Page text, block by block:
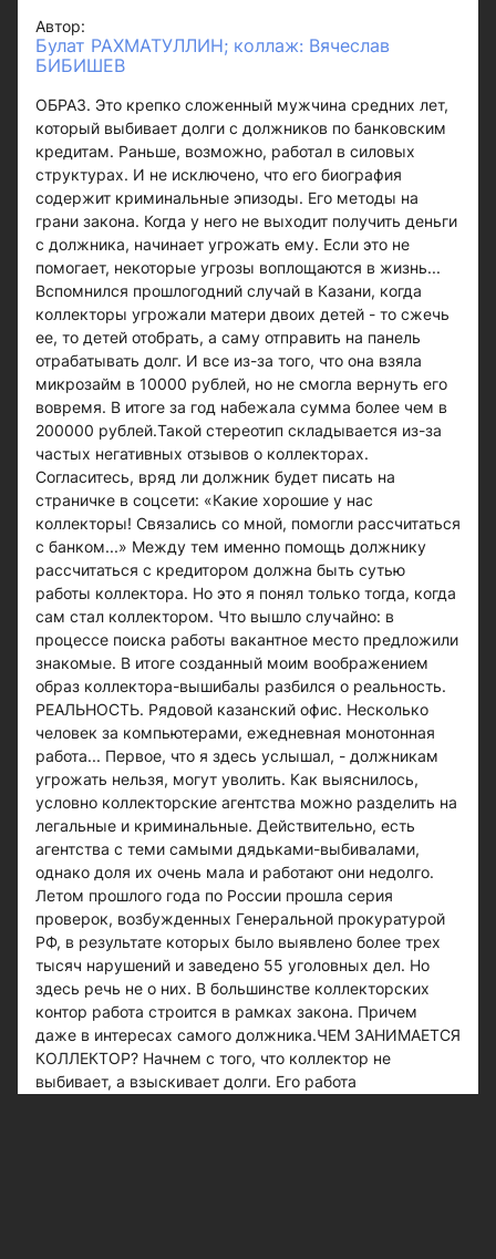
Автор:
Булат РАХМАТУЛЛИН; коллаж: Вячеслав
БИБИШЕВ
ОБРАЗ. Это крепко сложенный мужчина средних лет,
который выбивает долги с должников по банковским
кредитам. Раньше, возможно, работал в силовых
структурах. И не исключено, что его биография
содержит криминальные эпизоды. Его методы на
грани закона. Когда у него не выходит получить деньги
с должника, начинает угрожать ему. Если это не
помогает, некоторые угрозы воплощаются в жизнь...
Вспомнился прошлогодний случай в Казани, когда
коллекторы угрожали матери двоих детей - то сжечь
ее, то детей отобрать, а саму отправить на панель
отрабатывать долг. И все из-за того, что она взяла
микрозайм в 10000 рублей, но не смогла вернуть его
вовремя. В итоге за год набежала сумма более чем в
200000 рублей.Такой стереотип складывается из-за
частых негативных отзывов о коллекторах.
Согласитесь, вряд ли должник будет писать на
страничке в соцсети: «Какие хорошие у нас
коллекторы! Связались со мной, помогли рассчитаться
с банком...» Между тем именно помощь должнику
рассчитаться с кредитором должна быть сутью
работы коллектора. Но это я понял только тогда, когда
сам стал коллектором. Что вышло случайно: в
процессе поиска работы вакантное место предложили
знакомые. В итоге созданный моим воображением
образ коллектора-вышибалы разбился о реальность.
РЕАЛЬНОСТЬ. Рядовой казанский офис. Несколько
человек за компьютерами, ежедневная монотонная
работа... Первое, что я здесь услышал, - должникам
угрожать нельзя, могут уволить. Как выяснилось,
условно коллекторские агентства можно разделить на
легальные и криминальные. Действительно, есть
агентства с теми самыми дядьками-выбивалами,
однако доля их очень мала и работают они недолго.
Летом прошлого года по России прошла серия
проверок, возбужденных Генеральной прокуратурой
РФ, в результате которых было выявлено более трех
тысяч нарушений и заведено 55 уголовных дел. Но
здесь речь не о них. В большинстве коллекторских
контор работа строится в рамках закона. Причем
даже в интересах самого должника.ЧЕМ ЗАНИМАЕТСЯ
КОЛЛЕКТОР? Начнем с того, что коллектор не
выбивает, а взыскивает долги. Его работа